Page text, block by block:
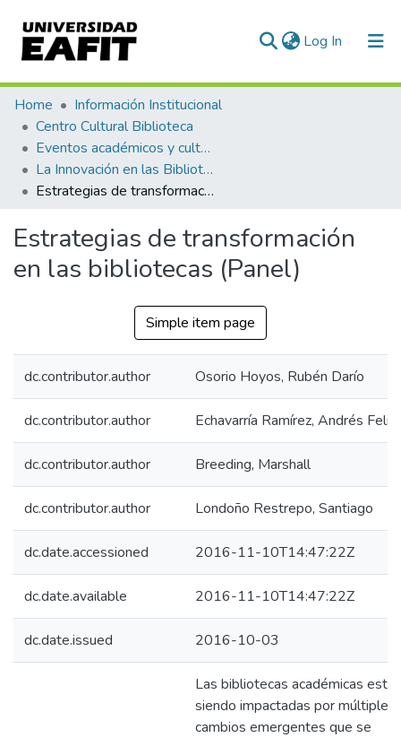
Log In (current)
Communities & Collections
All of DSpace
Statistics
Home
Información Institucional
Centro Cultural Biblioteca
Eventos académicos y culturales
La Innovación en las Bibliotecas. XIII reunión de Centros de Información CLADEA
Estrategias de transformación en las bibliotecas (Panel)
Estrategias de transformación
en las bibliotecas (Panel)
Simple item page
dc.contributor.author Osorio Hoyos, Rubén Darío
dc.contributor.author Echavarría Ramírez, Andrés
dc.contributor.author Breeding, Marshall
dc.contributor.author Londoño Restrepo, Santiago
dc.date.accessioned 2016-11-10T14:47:22Z
dc.date.available 2016-11-10T14:47:22Z
dc.date.issued 2016-10-03
Las bibliotecas académicas están
siendo impactadas por múltiples
cambios emergentes que se